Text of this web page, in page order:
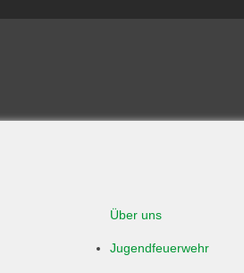
Über uns
Jugendfeuerwehr